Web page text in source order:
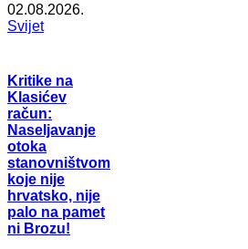
02.08.2026.
Svijet
Kritike na
Klasićev
račun:
Naseljavanje
otoka
stanovništvom
koje nije
hrvatsko, nije
palo na pamet
ni Brozu!